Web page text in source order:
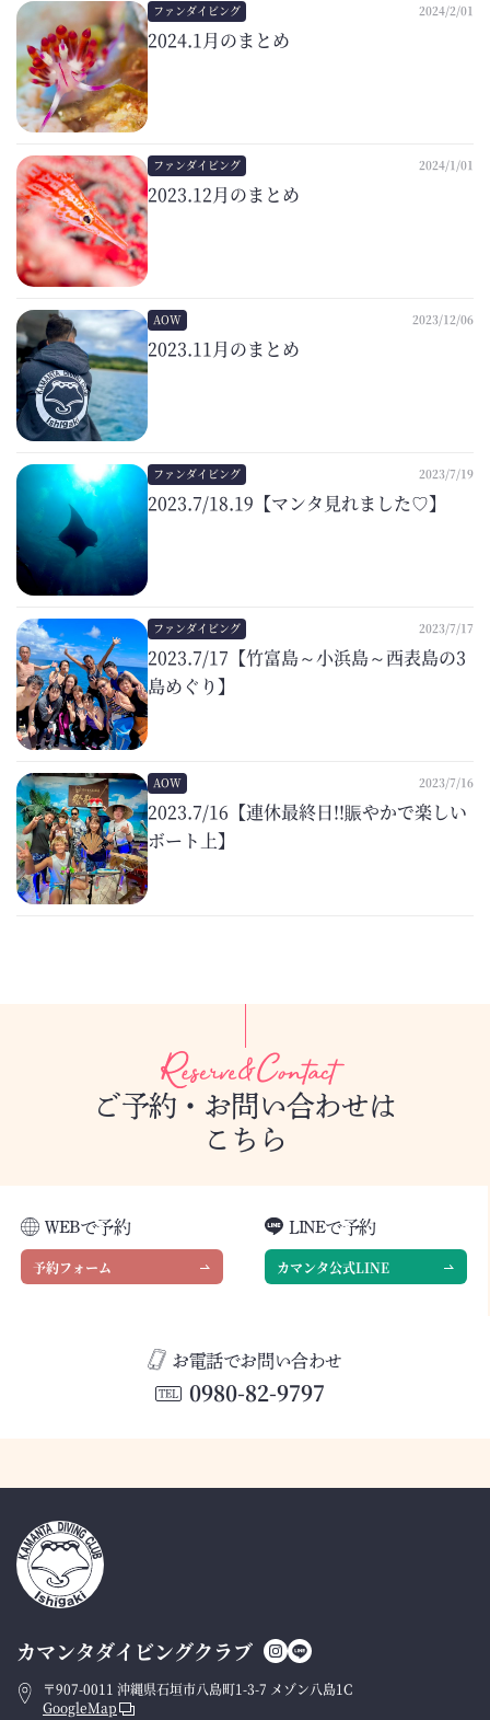
ファンダイビング 2024/2/01
2024.1月のまとめ
ファンダイビング 2024/1/01
2023.12月のまとめ
AOW 2023/12/06
2023.11月のまとめ
ファンダイビング 2023/7/19
2023.7/18.19【マンタ見れました♡】
ファンダイビング 2023/7/17
2023.7/17【竹富島～小浜島～西表島の3
島めぐり】
AOW 2023/7/16
2023.7/16【連休最終日!!賑やかで楽しい
ボート上】
ご予約・お問い合わせは
こちら
WEBで予約
予約フォーム
LINEで予約
カマンタ公式LINE
お電話でお問い合わせ
TEL 0980-82-9797
カマンタダイビングクラブ
〒907-0011 沖縄県石垣市八島町1-3-7 メゾン八島1C
GoogleMap